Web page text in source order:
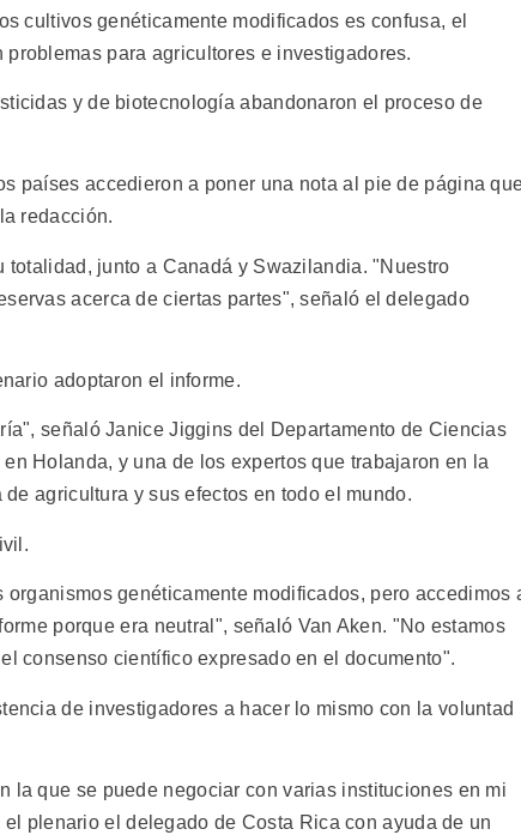
cultivos genéticamente modificados es confusa, el
para agricultores e investigadores.
y de biotecnología abandonaron el proceso de
países accedieron a poner una nota al pie de página
redacción.
totalidad, junto a Canadá y Swazilandia. "Nuestro
acerca de ciertas partes", señaló el delegado
adoptaron el informe.
señaló Janice Jiggins del Departamento de Ciencias
Holanda, y una de los expertos que trabajaron en la
agricultura y sus efectos en todo el mundo.
genéticamente modificados, pero accedimos
porque era neutral", señaló Van Aken. "No estamos
consenso científico expresado en el documento".
de investigadores a hacer lo mismo con la voluntad
la que se puede negociar con varias instituciones en mi
plenario el delegado de Costa Rica con ayuda de un